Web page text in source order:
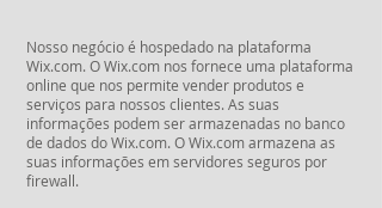
Nosso negócio é hospedado na plataforma
Wix.com. O Wix.com nos fornece uma plataforma
online que nos permite vender produtos e
serviços para nossos clientes. As suas
informações podem ser armazenadas no banco
de dados do Wix.com. O Wix.com armazena as
suas informações em servidores seguros por
firewall.